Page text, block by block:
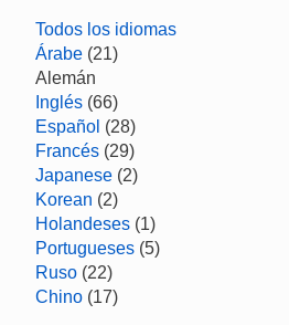
Todos los idiomas
Árabe (21)
Alemán
Inglés (66)
Español (28)
Francés (29)
Japanese (2)
Korean (2)
Holandeses (1)
Portugueses (5)
Ruso (22)
Chino (17)